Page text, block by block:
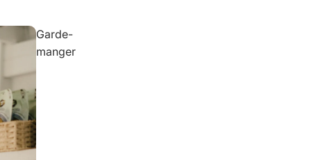
Garde-
manger